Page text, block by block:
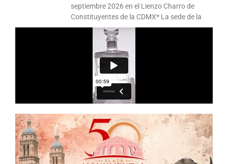
septiembre 2026 en el Lienzo Charro de
Constituyentes de la CDMX* La sede de la